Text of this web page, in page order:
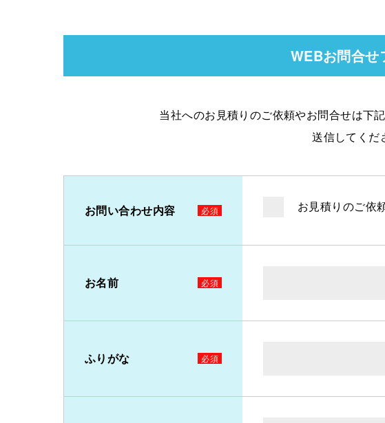
WEBお問合せ
当社へのお見積りのご依頼やお問合せは下
送信してくだ
お問い合わせ内容 お見積りのご依
お名前
ふりがな